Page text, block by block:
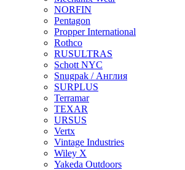
NORFIN
Pentagon
Propper International
Rothco
RUSULTRAS
Schott NYC
Snugpak / Англия
SURPLUS
Terramar
TEXAR
URSUS
Vertx
Vintage Industries
Wiley X
Yakeda Outdoors